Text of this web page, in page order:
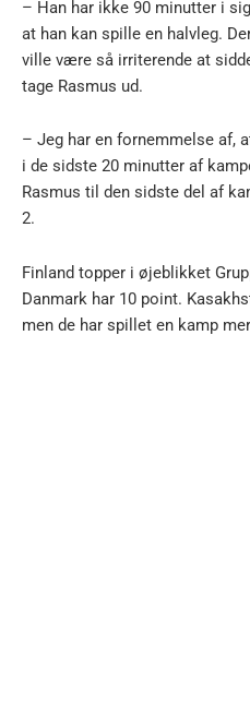
– Han har ikke 90 minutter i
at han kan spille en halvleg.
ville være så irriterende at
tage Rasmus ud.
– Jeg har en fornemmelse af,
i de sidste 20 minutter af
Rasmus til den sidste del af
2.
Finland topper i øjeblikket
Danmark har 10 point.
men de har spillet en kamp